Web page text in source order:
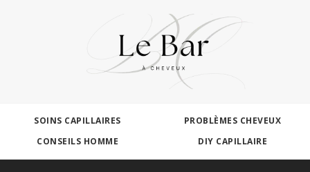
SOINS CAPILLAIRES
PROBLÈMES CHEVEUX
CONSEILS HOMME
DIY CAPILLAIRE